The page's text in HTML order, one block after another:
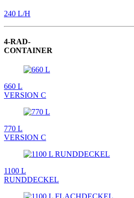
240 L/H
4-RAD-
CONTAINER
660 L
VERSION C
770 L
VERSION C
1100 L
RUNDDECKEL